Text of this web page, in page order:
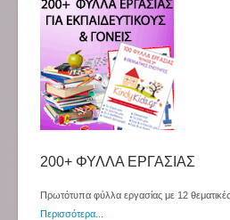
200+ ΦΥΛΛΑ ΕΡΓΑΣΙΑΣ
Πρωτότυπα φύλλα εργασίας με 12
Περισσότερα...